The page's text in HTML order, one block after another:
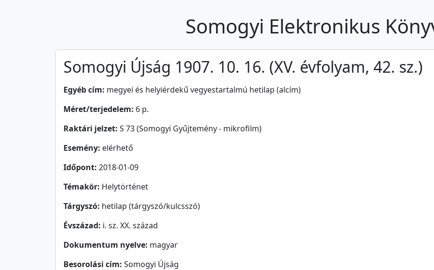
Somogyi Elektronikus
Somogyi Újság 1907. 10. 16. (XV. évfolyam, 42. sz.)
Egyéb cím: megyei és helyiérdekű vegyestartalmú hetilap (alcím)
Méret/terjedelem: 6 p.
Raktári jelzet: S 73 (Somogyi Gyűjtemény - mikrofilm)
Esemény: elérhető
Időpont: 2018-01-09
Témakör: Helytörténet
Tárgyszó: hetilap (tárgyszó/kulcsszó)
Évszázad: i. sz. XX. század
Dokumentum nyelve: magyar
Besorolási cím: Somogyi Újság